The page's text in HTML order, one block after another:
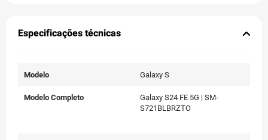
Especificações técnicas
Modelo Galaxy S
Modelo Completo
Galaxy S24 FE 5G | SM-
S721BLBRZTO